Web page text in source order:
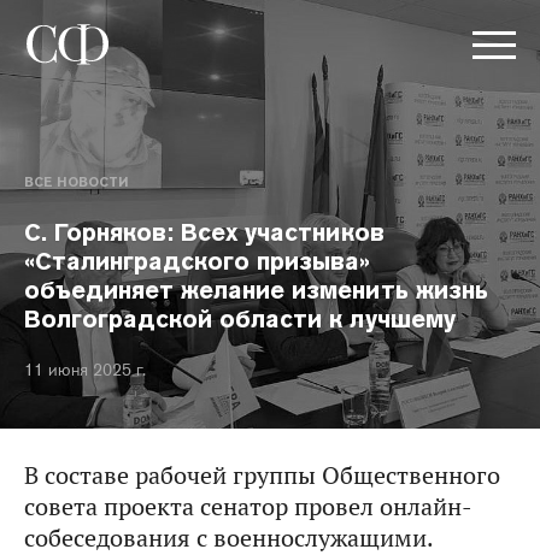
ВСЕ НОВОСТИ
С. Горняков: Всех участников
«Сталинградского призыва»
объединяет желание изменить жизнь
Волгоградской области к лучшему
11 июня 2025 г.
В составе рабочей группы Общественного
совета проекта сенатор провел онлайн-
собеседования с военнослужащими.